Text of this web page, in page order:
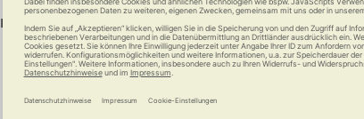
RUSSKA Mini-Trimmer
Zu Hause fit bleiben
RUSSKA Mobilitätstrainer
Kompakter Kurbel-Knirps